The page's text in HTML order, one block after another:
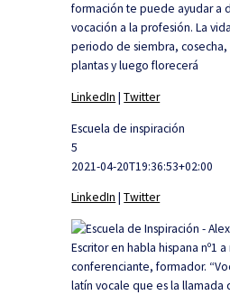
formación te puede ayudar a
vocación a la profesión. La
periodo de siembra, cosecha,
plantas y luego florecerá
LinkedIn |Twitter
Escuela de inspiración
5
2021-04-20T19:36:53+02:00
LinkedIn |Twitter
Escritor en habla hispana nº1
conferenciante, formador.
latín vocale que es la llamada